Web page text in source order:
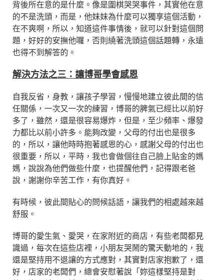
背後所在意的是什麼。像是圍棋哭哭事件，其實他在意
的不是洗頭，而是，他妹妹為什麼可以獨享這個活動，
在不爽啊，所以，知道這件事情後，就可以針對這個問
題，好好的安撫他囉，否則繞著洗頭這個話題轉，永遠
也得不到解答的。
解決方法之三：讓博哥學會感恩
自我反省，身教，讓孩子學習，慢慢地建立彼此間的信
任關係，一次又一次的練習，博哥的脾氣已經比以前好
多了，雖然，還是很容易爆炸，但是，至少頻率、爆發
力都比以前小許多。能夠改變，父母的付出也是很多
的，所以，讓他時時抱著感恩的心，感謝父母的付出也
很重要，所以，平時，我也會做個往自己臉上貼金的媽
媽，說說為他們做些什麼，也提醒他們，記得跟老爸
說，謝謝你辛苦工作，有你真好。
有時候，彼此間貼心的問候話語，讓我們的相處越來越
舒服。
博哥的愛生氣、愛哭，在家附近的商店，有些老闆都見
識過，每次在這些店裡，小朋友哭鬧的驚天動地的，我
還是堅持用不退讓的方式應對，其實對店家抱歉了，還
好，店家的老闆們，總會安慰著說「妳這樣堅持是對